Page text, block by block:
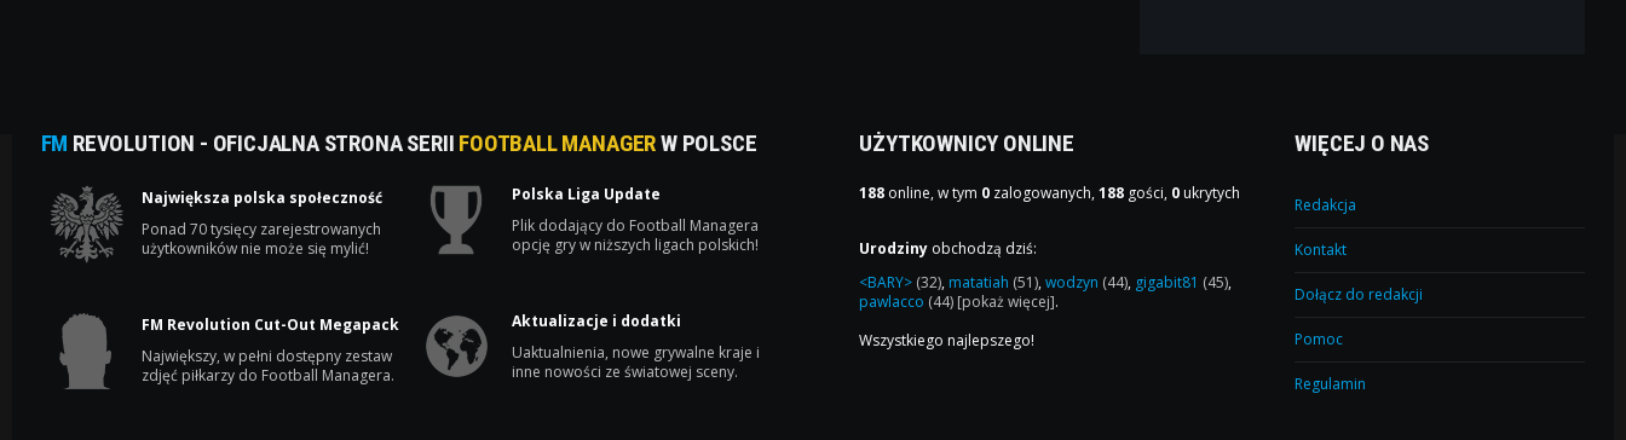
FM REVOLUTION - OFICJALNA STRONA SERII FOOTBALL MANAGERW POLSCE
Największa polska społeczność
Ponad 70 tysięcy zarejestrowanych
użytkowników nie może się mylić!
Polska Liga Update
Plik dodający do Football Managera
opcję gry w niższych ligach polskich!
FM Revolution Cut-Out Megapack
Największy, w pełni dostępny zestaw
zdjęć piłkarzy do Football Managera.
Aktualizacje i dodatki
Uaktualnienia, nowe grywalne kraje i
inne nowości ze światowej sceny.
UŻYTKOWNICY ONLINE
188 online, w tym 0 zalogowanych,188 gości, 0 ukrytych
Urodziny obchodzą dziś:
<BARY> (32), matatiah (51),wodzyn (44), gigabit81 (45),
pawlacco (44) [pokaż więcej].
Wszystkiego najlepszego!
WIĘCEJ O NAS
Redakcja
Kontakt
Dołącz do redakcji
Pomoc
Regulamin